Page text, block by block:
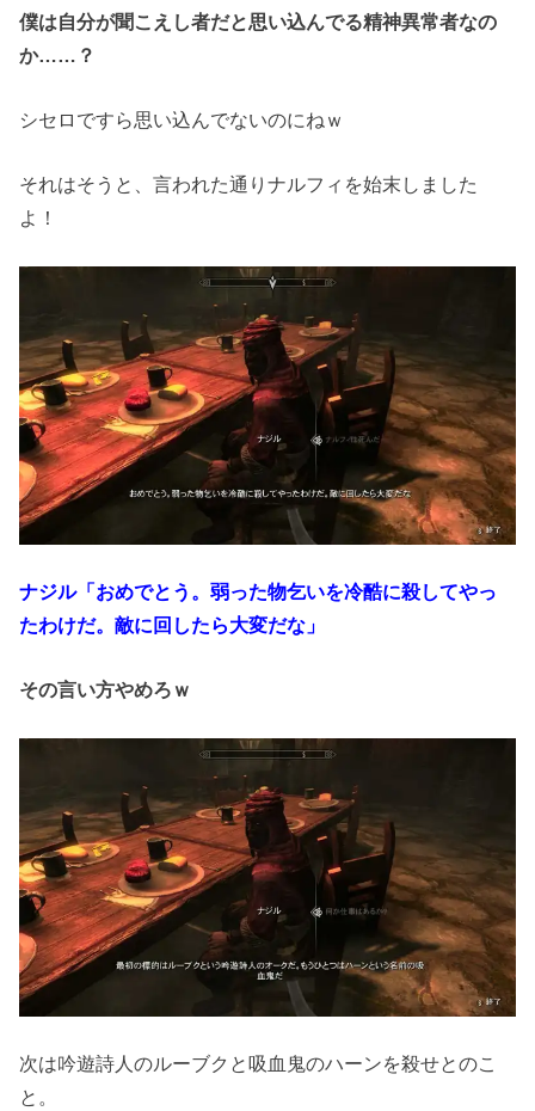
僕は自分が聞こえし者だと思い込んでる精神異常者なの
か……？
シセロですら思い込んでないのにねｗ
それはそうと、言われた通りナルフィを始末しました
よ！
ナジル「おめでとう。弱った物乞いを冷酷に殺してやっ
たわけだ。敵に回したら大変だな」
その言い方やめろｗ
次は吟遊詩人のルーブクと吸血鬼のハーンを殺せとのこ
と。